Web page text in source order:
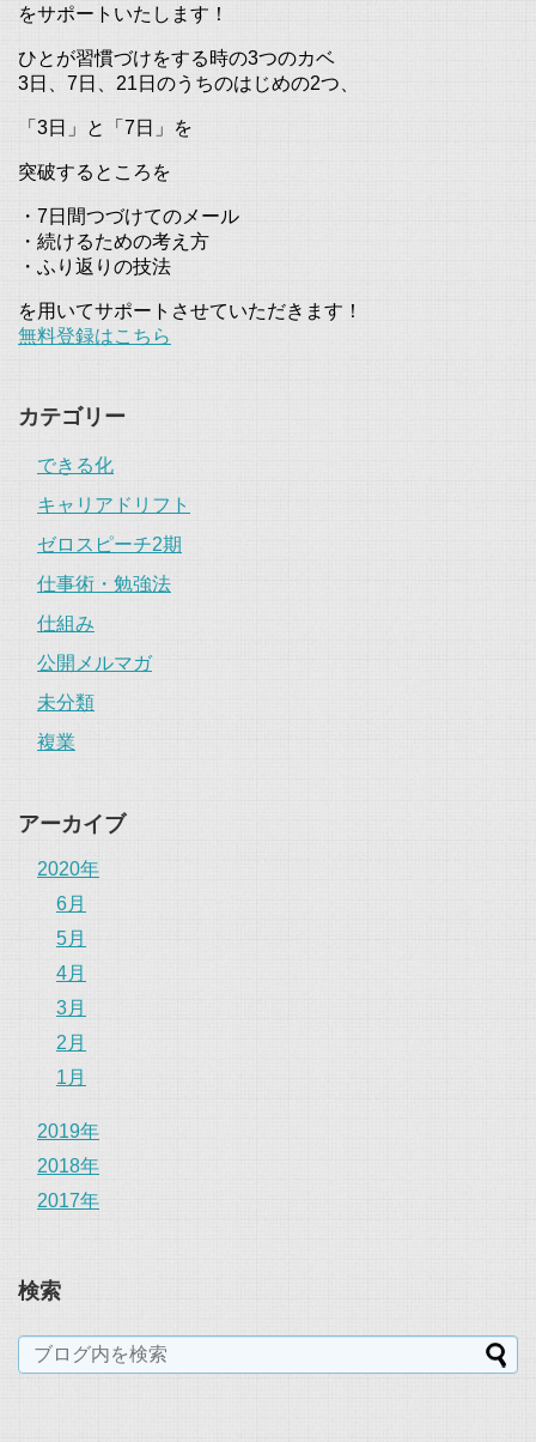
をサポートいたします！
ひとが習慣づけをする時の3つのカベ
3日、7日、21日のうちのはじめの2つ、
「3日」と「7日」を
突破するところを
・7日間つづけてのメール
・続けるための考え方
・ふり返りの技法
を用いてサポートさせていただきます！
無料登録はこちら
カテゴリー
できる化
キャリアドリフト
ゼロスピーチ2期
仕事術・勉強法
仕組み
公開メルマガ
未分類
複業
アーカイブ
2020年
6月
5月
4月
3月
2月
1月
2019年
2018年
2017年
検索